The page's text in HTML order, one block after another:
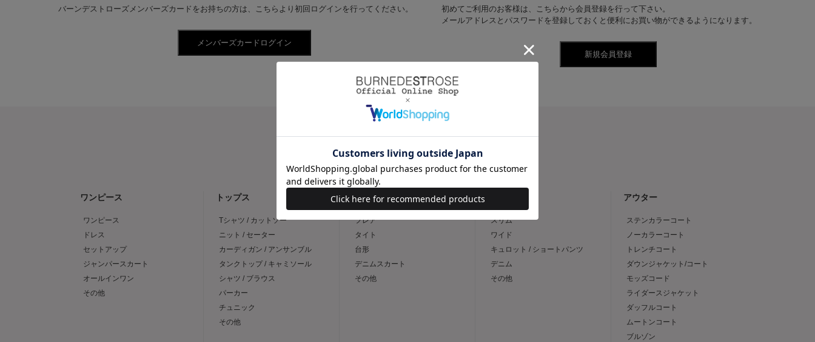
バーンデストローズメンバーズカードをお持ちの方は、こちらより初回ログインを行ってください。
初めてご利用のお客様は、こちらから会員登録を行って下さい。
メールアドレスとパスワードを登録しておくと便利にお買い物ができるようになります。
CATEGORY
ワンピース
ワンピース
ドレス
セットアップ
ジャンパースカート
オールインワン
その他
トップス
Tシャツ / カットソー
ニット / セーター
カーディガン / アンサンブル
タンクトップ / キャミソール
シャツ / ブラウス
パーカー
チュニック
その他
スカート
フレア
タイト
台形
デニムスカート
その他
スリム
ワイド
キュロット / ショートパンツ
デニム
その他
アウター
ステンカラーコート
ノーカラーコート
トレンチコート
ダウンジャケット/コート
モッズコード
ライダースジャケット
ダッフルコート
ムートンコート
ブルゾン